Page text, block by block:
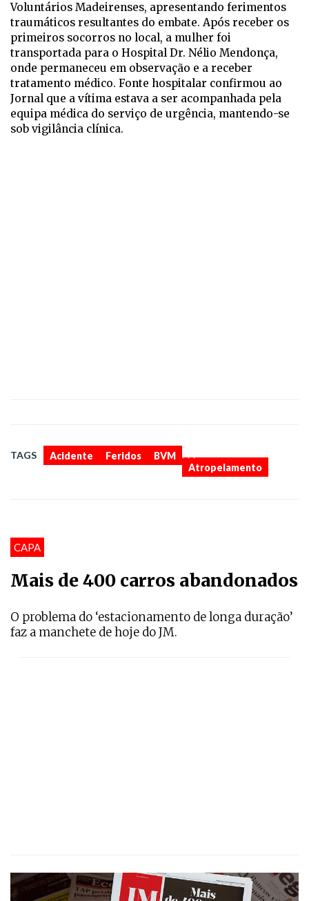
Voluntários Madeirenses, apresentando ferimentos
traumáticos resultantes do embate. Após receber os
primeiros socorros no local, a mulher foi
transportada para o Hospital Dr. Nélio Mendonça,
onde permaneceu em observação e a receber
tratamento médico. Fonte hospitalar confirmou ao
Jornal que a vítima estava a ser acompanhada pela
equipa médica do serviço de urgência, mantendo-se
sob vigilância clínica.
TAGS Acidente Feridos BVM
Atropelamento
CAPA
Mais de 400 carros abandonados
O problema do ‘estacionamento de longa duração’
faz a manchete de hoje do JM.